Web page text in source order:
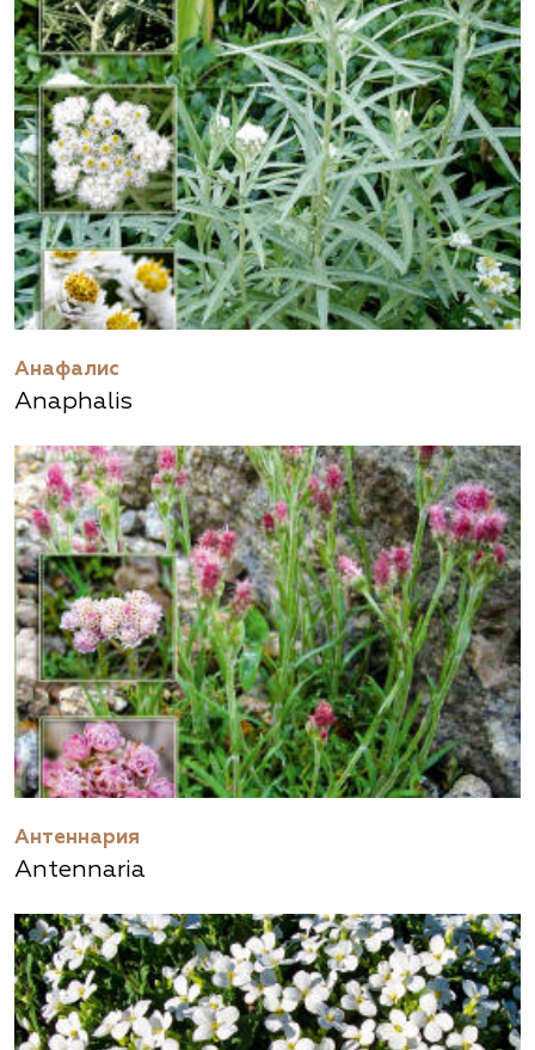
Анафалис
Anaphalis
Антеннария
Antennaria